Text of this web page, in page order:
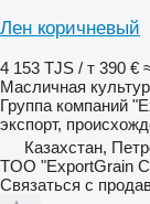
Лен коричневый
4 153 TJS / т 390 €
Масличная
Группа компаний
экспорт,
Казахстан,
TOO "ExportGrain
Связаться с